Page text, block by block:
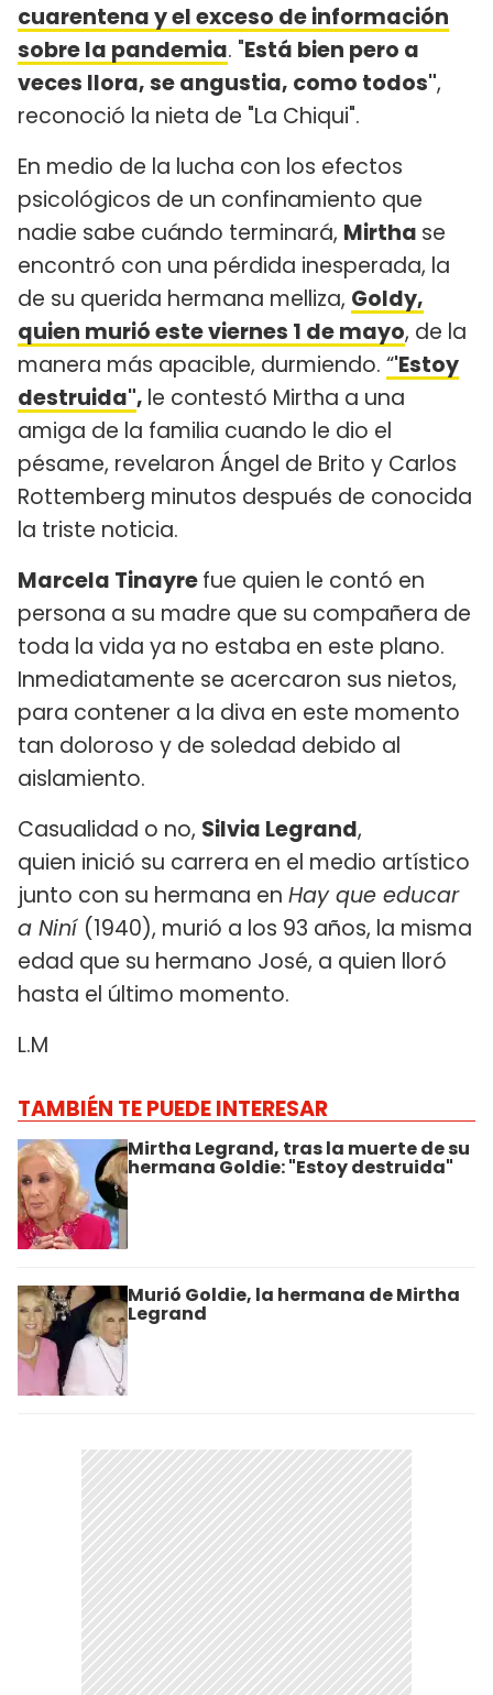
cuarentena y el exceso de información
sobre la pandemia. "Está bien pero a
veces llora, se angustia, como todos",
reconoció la nieta de "La Chiqui".
En medio de la lucha con los efectos
psicológicos de un confinamiento que
nadie sabe cuándo terminará, Mirtha se
encontró con una pérdida inesperada, la
de su querida hermana melliza, Goldy,
quien murió este viernes 1 de mayo, de la
manera más apacible, durmiendo. “'Estoy
destruida", le contestó Mirtha a una
amiga de la familia cuando le dio el
pésame, revelaron Ángel de Brito y Carlos
Rottemberg minutos después de conocida
la triste noticia.
Marcela Tinayrefue quien le contó en
persona a su madre que su compañera de
toda la vida ya no estaba en este plano.
Inmediatamente se acercaron sus nietos,
para contener a la diva en este momento
tan doloroso y de soledad debido al
aislamiento.
Casualidad o no, Silvia Legrand,
quien inició su carrera en el medio artístico
junto con su hermana en Hay que educar
a Niní (1940), murió a los 93 años, la misma
edad que su hermano José, a quien lloró
hasta el último momento.
L.M
TAMBIÉN TE PUEDE INTERESAR
Mirtha Legrand, tras la muerte de su
hermana Goldie: "Estoy destruida"
Murió Goldie, la hermana de Mirtha
Legrand